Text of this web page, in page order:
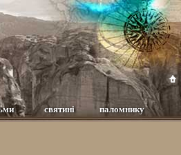
святині паломнику